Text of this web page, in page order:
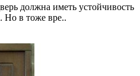
должна иметь устойчивость
Но в тоже вре..